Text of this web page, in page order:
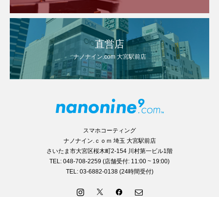
直営店
ナノナイン.com 大宮駅前店
スマホコーティング
ナノナイン.ｃｏｍ 埼玉 大宮駅前店
さいたま市大宮区桜木町2-154 川村第一ビル1階
TEL: 048-708-2259 (店舗受付: 11:00 ~ 19:00)
TEL: 03-6882-0138 (24時間受付)